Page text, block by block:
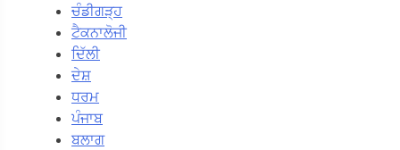
ਚੰਡੀਗੜ੍ਹ
ਟੈਕਨਾਲੋਜੀ
ਦਿੱਲੀ
ਦੇਸ਼
ਧਰਮ
ਪੰਜਾਬ
ਬਲਾਗ